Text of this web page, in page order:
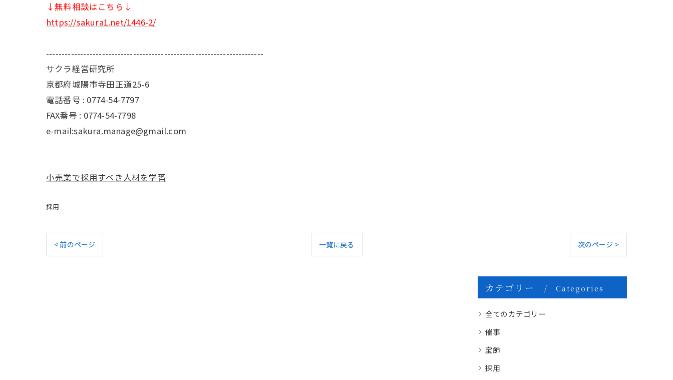
↓無料相談はこちら↓
https://sakura1.net/1446-2/
----------------------------------------------------------------------
サクラ経営研究所
京都府城陽市寺田正道25-6
電話番号 : 0774-54-7797
FAX番号 : 0774-54-7798
e-mail:sakura.manage@gmail.com
小売業で採用すべき人材を学習
採用
< 前のページ 一覧に戻る 次のページ >
カテゴリー Categories
全てのカテゴリー
催事
宝飾
採用